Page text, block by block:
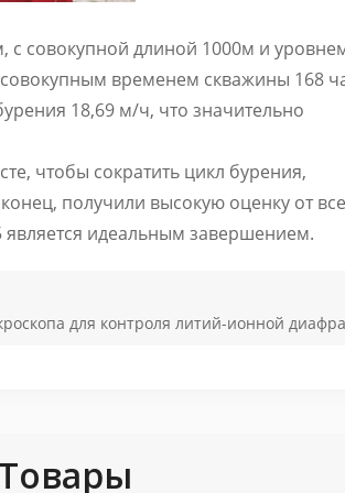
с совокупной длиной 1000м и
совокупным временем скважины 168
18,69 м/ч, что значительно
чтобы сократить цикл бурения,
получили высокую оценку от
является идеальным завершением.
для контроля литий-ионной